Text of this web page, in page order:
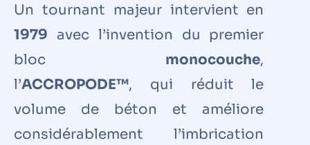
Un tournant majeur intervient en
1979 avec l’invention du premier
bloc monocouche,
l’ACCROPODE™, qui réduit le
volume de béton et améliore
considérablement l’imbrication